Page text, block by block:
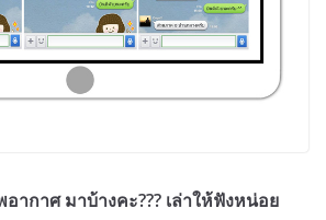
ากาศ มาบ้างคะ??? เล่าให้ฟังหน่อย